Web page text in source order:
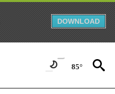
DOWNLOAD
85°